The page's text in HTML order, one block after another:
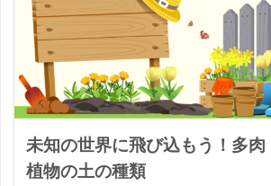
未知の世界に飛び込もう！多肉
植物の土の種類